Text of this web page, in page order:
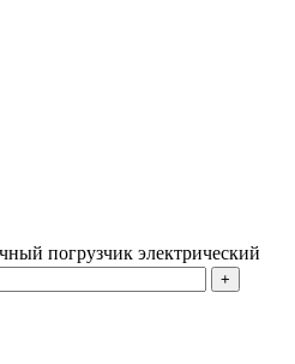
погрузчик электрический
+